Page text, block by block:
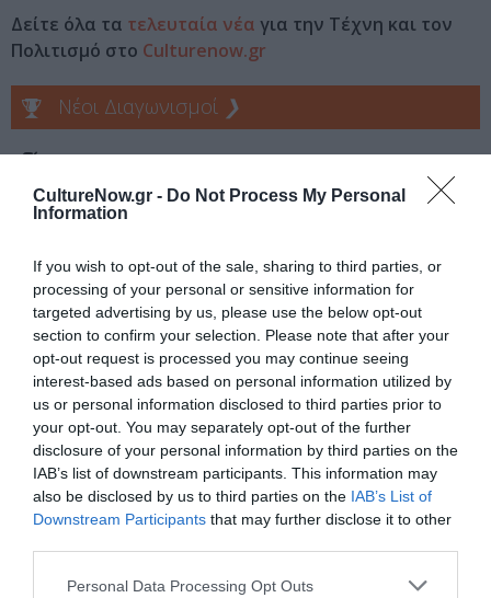
CultureNow.gr - Do Not Process My Personal
Information
If you wish to opt-out of the sale, sharing to third parties, or
processing of your personal or sensitive information for
targeted advertising by us, please use the below opt-out
section to confirm your selection. Please note that after your
opt-out request is processed you may continue seeing
interest-based ads based on personal information utilized by
us or personal information disclosed to third parties prior to
your opt-out. You may separately opt-out of the further
disclosure of your personal information by third parties on the
IAB’s list of downstream participants. This information may
also be disclosed by us to third parties on the IAB’s List of
Downstream Participants that may further disclose it to other
Personal Data Processing Opt Outs
Δείτε όλα τα τελευταία νέα για την Τέχνη και τον
Πολιτισμό στο Culturenow.gr
Νέοι Διαγωνισμοί ❯
Tags
ΕΚΔΟΣΕΙΣ ΚΑΣΤΑΝΙΩΤΗ
Newsletter
Κάθε βδομάδα στο e-mail σας τα τελευταία νέα για
την Τέχνη και τον Πολιτισμό!
Ακολουθήστε το Culturenow.gr
Σχετικά Άρθρα